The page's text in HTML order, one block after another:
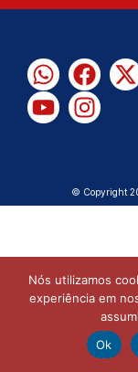
© Copyright
Nós utilizamos
experiência em
Ok